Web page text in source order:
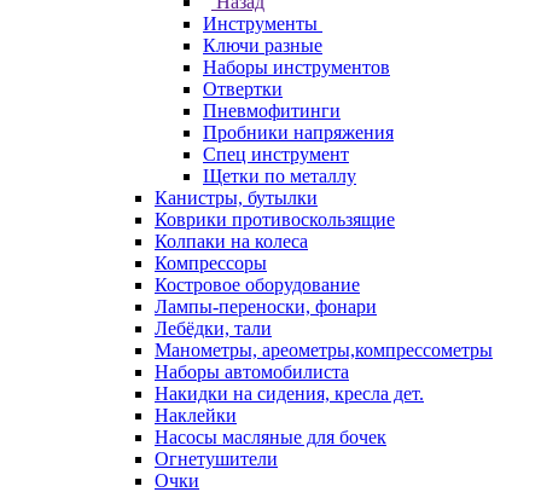
Инструменты
Ключи разные
Наборы инструментов
Отвертки
Пневмофитинги
Пробники напряжения
Спец инструмент
Щетки по металлу
Канистры, бутылки
Коврики противоскользящие
Колпаки на колеса
Компрессоры
Костровое оборудование
Лампы-переноски, фонари
Лебёдки, тали
Манометры, ареометры,компрессометры
Наборы автомобилиста
Накидки на сидения, кресла дет.
Наклейки
Насосы масляные для бочек
Огнетушители
Очки